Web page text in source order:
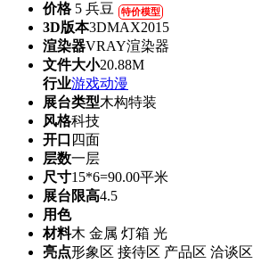
价格5 兵豆 特价模型
3D版本3DMAX2015
渲染器VRAY渲染器
文件大小20.88M
行业游戏动漫
展台类型木构特装
风格科技
开口 四面
层数一层
尺寸15*6=90.00平米
展台限高4.5
用色
材料木 金属 灯箱 光
亮点形象区 接待区 产品区 洽谈区